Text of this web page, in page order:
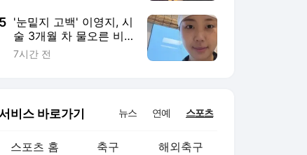
5 '눈밑지 고백' 이영지, 시
술 3개월 차 물오른 비
주얼..“사람들이 먼저 알
7시간 전
비스 바로가기 뉴스 연예 스포츠
스포츠 홈 축구 해외축구